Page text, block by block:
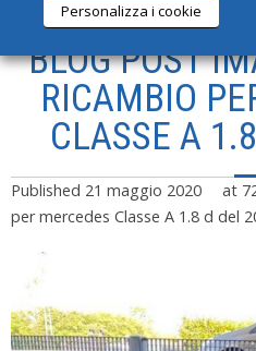
SERVIZI
PRODOTTI
NEWS
CONTATTI
BLOG POST
RICAMBIO
CLASSE A
Published 21 maggio 2020 at
per mercedes Classe A 1.8 d del
Personalizza i cookie